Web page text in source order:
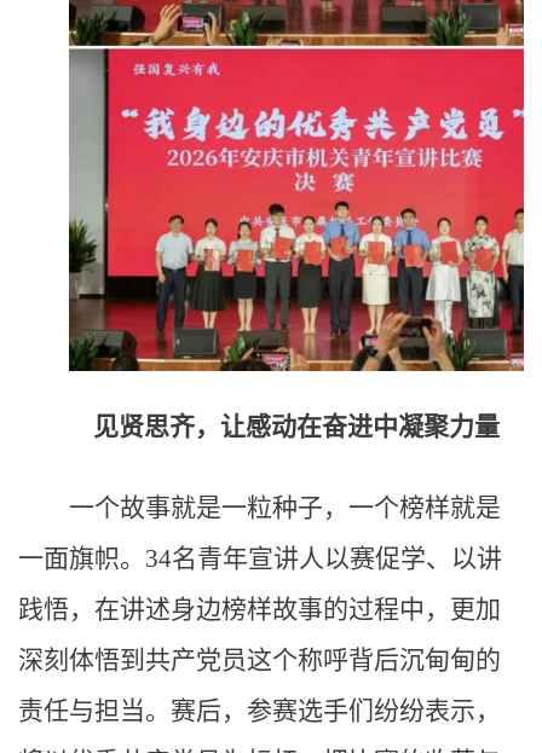
见贤思齐，让感动在奋进中凝聚力量
一个故事就是一粒种子，一个榜样就是
一面旗帜。34名青年宣讲人以赛促学、以讲
践悟，在讲述身边榜样故事的过程中，更加
深刻体悟到共产党员这个称呼背后沉甸甸的
责任与担当。赛后，参赛选手们纷纷表示，